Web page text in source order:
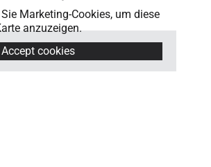
Marketing-Cookies, um diese
anzuzeigen.
Accept cookies